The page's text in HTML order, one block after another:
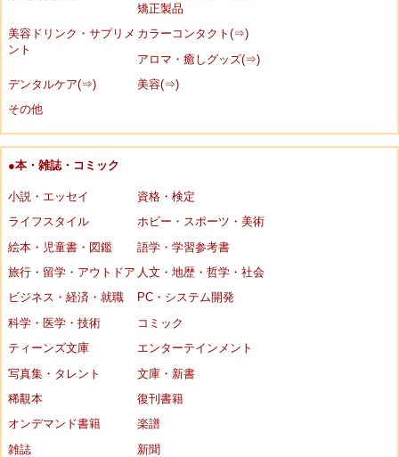
矯正製品
美容ドリンク・サプリメ
ント
カラーコンタクト(⇒)
アロマ・癒しグッズ(⇒)
デンタルケア(⇒)
美容(⇒)
その他
●本・雑誌・コミック
小説・エッセイ
資格・検定
ライフスタイル
ホビー・スポーツ・美術
絵本・児童書・図鑑
語学・学習参考書
旅行・留学・アウトドア 人文・地歴・哲学・社会
ビジネス・経済・就職
PC・システム開発
科学・医学・技術
コミック
ティーンズ文庫
エンターテインメント
写真集・タレント
文庫・新書
稀覯本
復刊書籍
オンデマンド書籍
楽譜
雑誌
新聞